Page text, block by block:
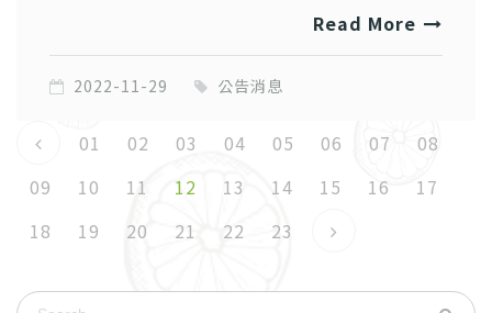
Read More
2022-11-29 公告消息
01 02 03 04 05 06 07
08
09
10 11 12 13 14 15 16
17
18
19 20 21 22 23